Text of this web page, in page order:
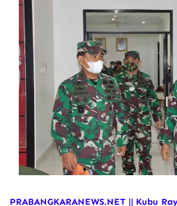
PRABANGKARANEWS.NET || Kubu